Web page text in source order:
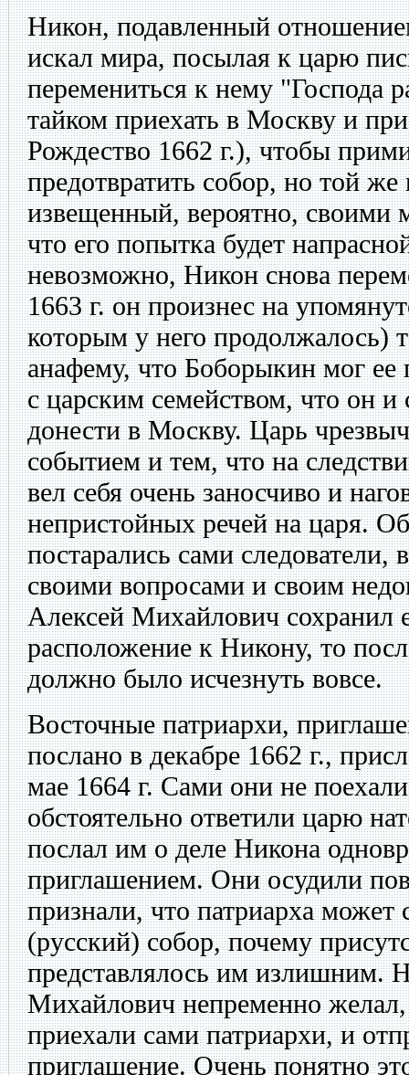
Никон, подавленный
искал мира, посылая к царю
перемениться к нему "Господа
тайком приехать в Москву и
Рождество 1662 г.), чтобы
предотвратить собор, но той
извещенный, вероятно, своими
что его попытка будет
невозможно, Никон снова
1663 г. он произнес на
которым у него продолжалось)
анафему, что Боборыкин мог
с царским семейством, что он и
донести в Москву. Царь
событием и тем, что на
вел себя очень заносчиво и
непристойных речей на царя.
постарались сами следователи,
своими вопросами и своим
Алексей Михайлович сохранил
расположение к Никону, то
должно было исчезнуть вовсе.
Восточные патриархи,
послано в декабре 1662 г.,
мае 1664 г. Сами они не
обстоятельно ответили царю
послал им о деле Никона
приглашением. Они осудили
признали, что патриарха может
(русский) собор, почему
представлялось им излишним.
Михайлович непременно
приехали сами патриархи, и
приглашение. Очень понятно